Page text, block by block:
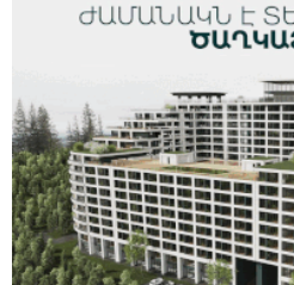
Քոսակյանը
21:41:25 6-08-2026
Վթար Լոռու
վարորդին դուրս
21:23:57 6-08-2026
Երևանում
կլինի